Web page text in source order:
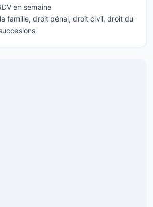
en semaine
famille, droit pénal, droit civil, droit du